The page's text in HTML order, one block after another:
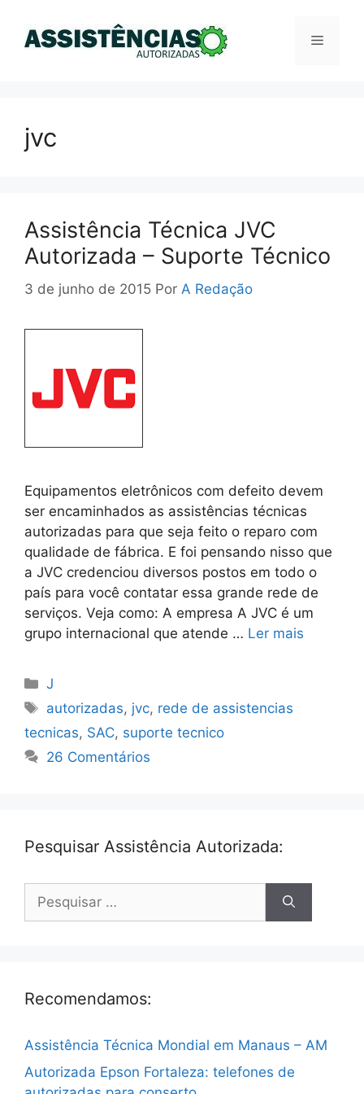
Menu
jvc
Assistência Técnica JVC
Autorizada – Suporte Técnico
3 de junho de 2015 Por A Redação
Equipamentos eletrônicos com defeito devem
ser encaminhados as assistências técnicas
autorizadas para que seja feito o reparo com
qualidade de fábrica. E foi pensando nisso que
a JVC credenciou diversos postos em todo o
país para você contatar essa grande rede de
serviços. Veja como: A empresa A JVC é um
grupo internacional que atende … Ler mais
Categorias
J
Tags
autorizadas, jvc, rede de assistencias
tecnicas, SAC, suporte tecnico
26 Comentários
Pesquisar Assistência Autorizada:
por:
Recomendamos:
Assistência Técnica Mondial em Manaus – AM
Autorizada Epson Fortaleza: telefones de